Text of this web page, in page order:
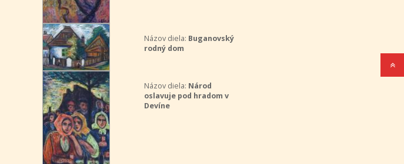
Názov diela: Buganovský
rodný dom
Názov diela: Národ
oslavuje pod hradom v
Devíne